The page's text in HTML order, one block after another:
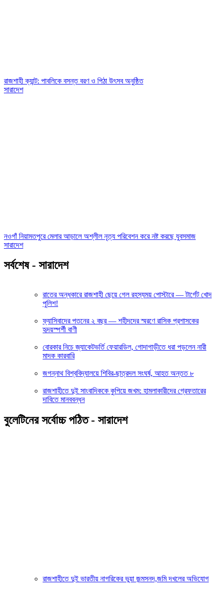
রাজশাহী ক্যান্ট: পাবলিকে বসন্ত বরণ ও পিঠা উৎসব অনুষ্ঠিত
সারাদেশ
নওগাঁ নিয়ামতপুরে মেলার আড়ালে অশ্লীল নৃত্য পরিবেশন করে নষ্ট করছে যুবসমাজ
সারাদেশ
সর্বশেষ - সারাদেশ
রাতের অন্ধকারে রাজশাহী ছেয়ে গেল রহস্যময় পোস্টারে — টার্গেট খোদ
পুলিশ!
ফ্যাসিবাদের পতনের ২ বছর — শহীদদের স্মরণে রাসিক প্রশাসকের
হৃদয়স্পর্শী বাণী
বোরকার নিচে জ্যাকেটভর্তি ফেয়ারডিল, গোদাগাড়ীতে ধরা পড়লেন নারী
মাদক কারবারি
জগন্নাথ বিশ্ববিদ্যালয়ে শিবির-ছাত্রদল সংঘর্ষ, আহত অন্তত ৮
রাজশাহীতে দুই সাংবাদিককে কুপিয়ে জখম: হামলাকারীদের গ্রেফতারের
দাবিতে মানববন্ধন
বুলেটিনের সর্বোচ্চ পঠিত - সারাদেশ
রাজশাহীতে দুই ভারতীয় নাগরিকের ভুয়া জন্মসনদ,জমি দখলের অভিযোগ